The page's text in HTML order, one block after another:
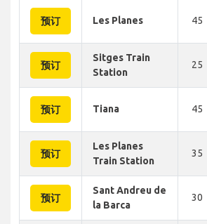
预订 Les Planes 45
预订
Sitges Train
Station
25
预订 Tiana 45
预订
Les Planes
Train Station
35
预订
Sant Andreu de
la Barca
30